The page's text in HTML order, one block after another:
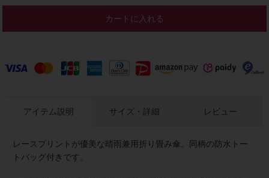
カートに入れる
アイテム説明
レースプリントが優美な晴雨兼用折り畳み傘。同柄の防水トー
トバッグ付きです。
サイズ・詳細 レビュー